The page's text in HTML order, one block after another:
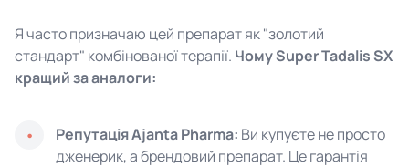
Я часто призначаю цей препарат як "золотий
стандарт" комбінованої терапії. Чому Super Tadalis SX
кращий за аналоги:
Репутація Ajanta Pharma: Ви купуєте не просто
дженерик, а брендовий препарат. Це гарантія